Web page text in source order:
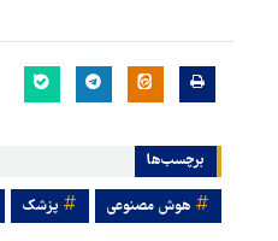
برچسب‌ها
هوش مصنوعی پزشک